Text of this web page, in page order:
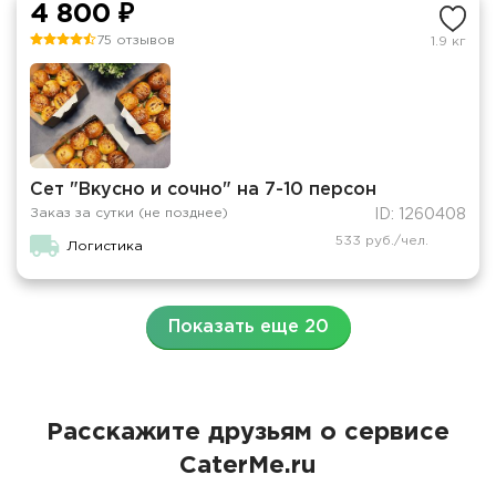
4 800 ₽
75 отзывов 1.9 кг
Сет "Вкусно и сочно" на 7-10 персон
Заказ за сутки (не позднее) ID: 1260408
Логистика 533 руб./чел.
Показать еще 20
Расскажите друзьям о сервисе
CaterMe.ru